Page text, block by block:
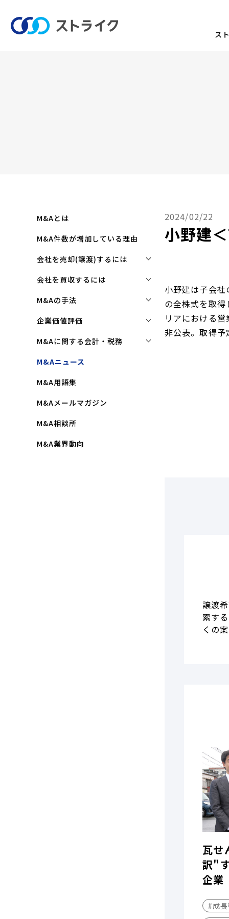
ス
M&Aとは
M&A件数が増加している理由
会社を売却(譲渡)するには
会社を売却(譲渡)するには
M&Aで売れる会社の条件とは
M&Aで買い手はここを見る
会社を買収するには
会社を買収するには
企業買収を成功させるポイント
買収監査(デューディリジェン
ス)とは
クロージングと引継ぎ
企業買収の流れと手順
M&Aの手法
株式譲渡
第三者割当増資
資本業務提携
企業価値評価
企業価値評価(バリュエーショ
企業評価と売買価格の違い
中小企業M&Aにおける企業価値
ン)の算定方法
純資産法(コストアプローチ)
M&Aに関する会計・税務
株式譲渡にかかる税金(個人・
事業譲渡にかかる税金(個人・
法人)
M&Aにおける節税(役職退職金
スキーム)
赤字・債務超過会社の買収制限
M&Aニュース
M&A用語集
M&Aメールマガジン
M&A相談所
M&A業界動向
2024/02/22
小野建
小野建は子会社
の全株式を取
リアにおける
非公表。取得予
譲渡
索す
くの
瓦せ
訳"
企業
#成